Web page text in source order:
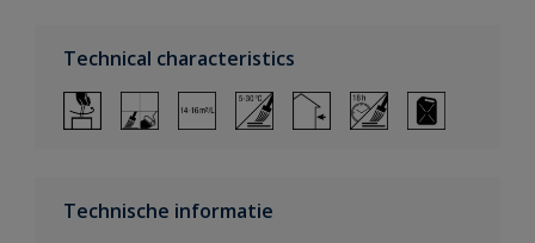
Technical characteristics
Technische informatie